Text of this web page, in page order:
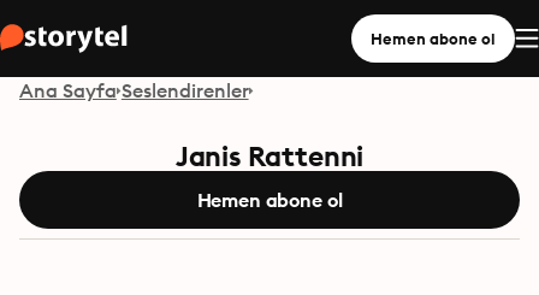
Hemen abone ol
Ana Sayfa Seslendirenler
Janis Rattenni
Hemen abone ol